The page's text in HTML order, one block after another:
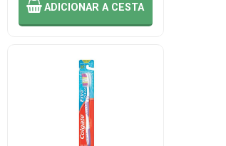
ADICIONARA CESTA